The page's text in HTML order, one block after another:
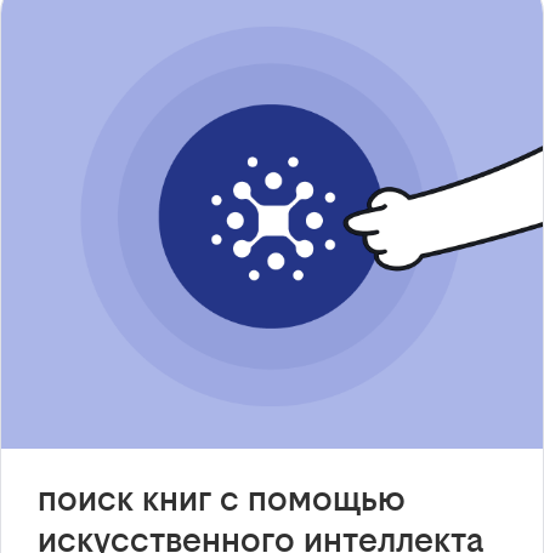
поиск книг с помощью
искусственного интеллекта